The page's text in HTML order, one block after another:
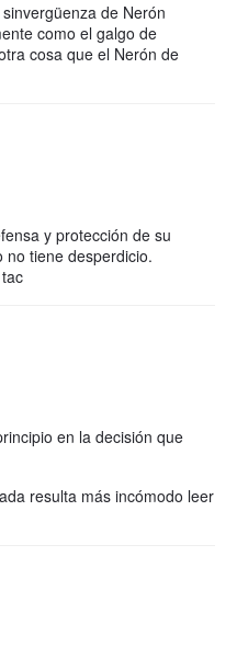
de Nerón
como el galgo de
cosa que el Nerón de
y protección de su
no tiene desperdicio.
en la decisión que
resulta más incómodo leer